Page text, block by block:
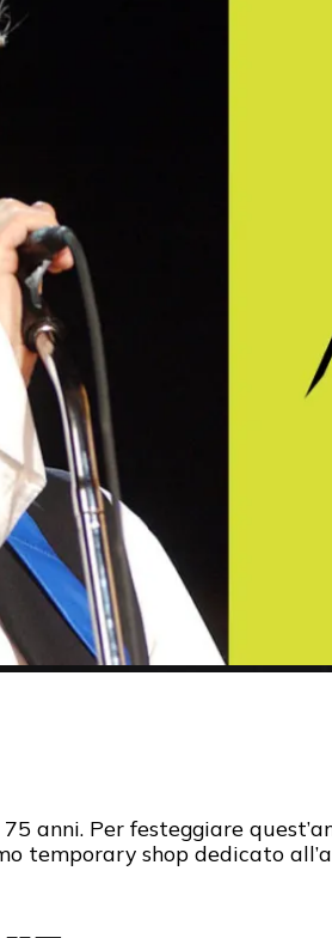
anni. Per festeggiare
temporary shop dedicato